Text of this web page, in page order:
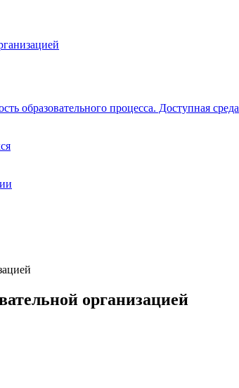
образовательного процесса. Доступная среда
организацией